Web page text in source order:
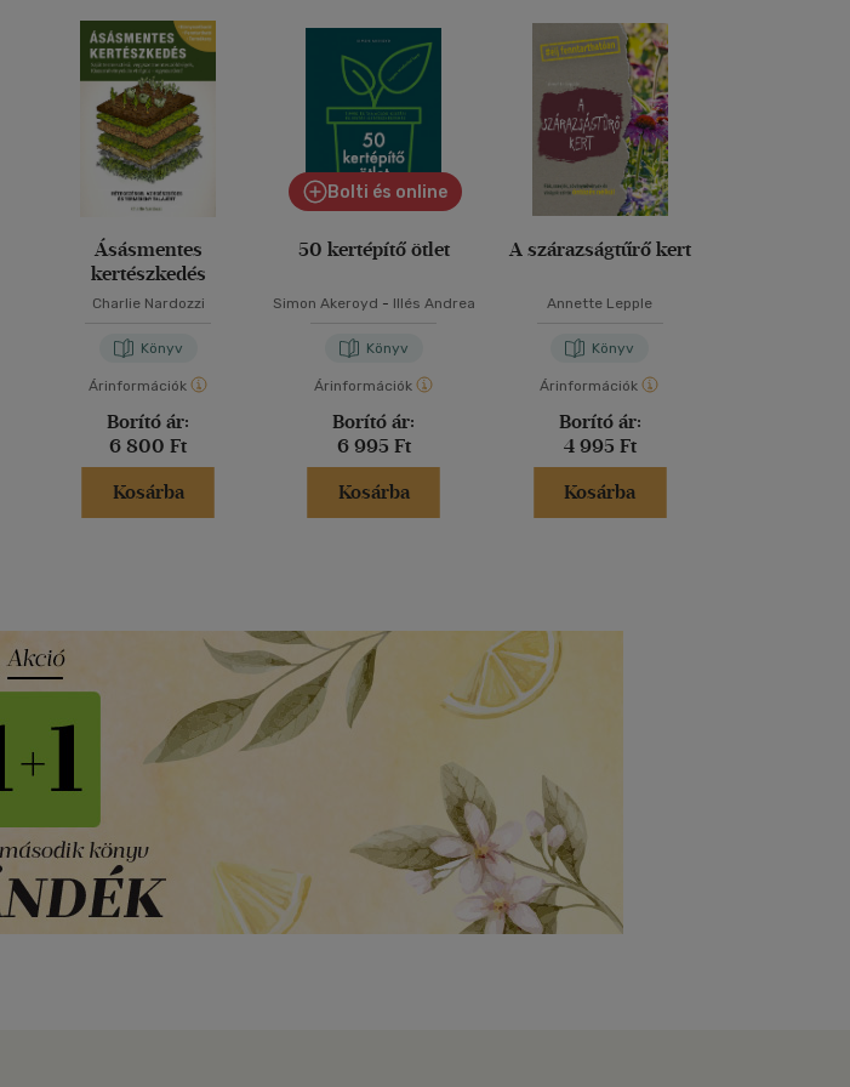
Ásásmentes
kertészkedés
Charlie Nardozzi
Könyv
Árinformációk
Borító ár:
6 800 Ft
Kosárba
Bolti és online
50 kertépítő ötlet
Simon Akeroyd - Illés Andrea
Könyv
Árinformációk
Borító ár:
6 995 Ft
Kosárba
A szárazságtűrő kert
Annette Lepple
Könyv
Árinformációk
Borító ár:
4 995 Ft
Kosárba